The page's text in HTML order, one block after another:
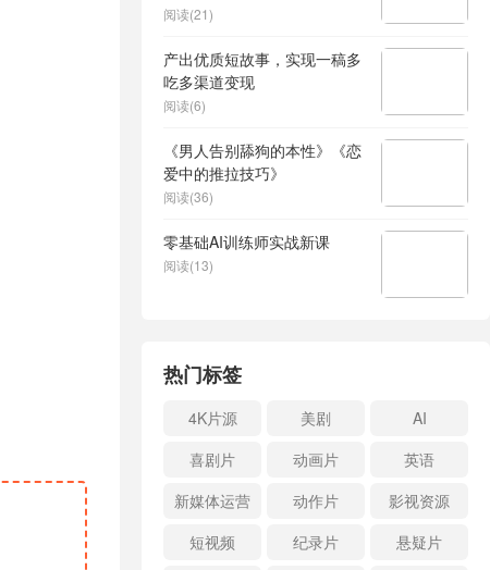
亮人生
阅读(21)
产出优质短故事，实现一稿多
吃多渠道变现
阅读(6)
《男人告别舔狗的本性》《恋
爱中的推拉技巧》
阅读(36)
零基础AI训练师实战新课
阅读(13)
热门标签
4K片源 美剧
AI
喜剧片
动画片
英语
新媒体运营
动作片
影视资源
短视频
纪录片
悬疑片